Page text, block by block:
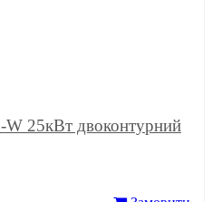
W 25кВт двоконтурний